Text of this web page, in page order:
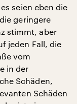
seien eben die
geringere
stimmt, aber
jeden Fall, die
vom
in der
Schäden,
Schäden